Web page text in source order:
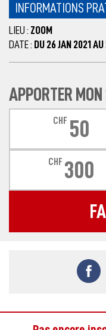
INFORMATIONS
LIEU : ZOOM
DATE : DU 26 JAN 2021
APPORTER MON
CHF 50
CHF 300